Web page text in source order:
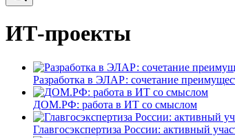
ИТ-проекты
Разработка в ЭЛАР: сочетание
ДОМ.РФ: работа в ИТ со смыслом
Главгосэкспертиза России: активный